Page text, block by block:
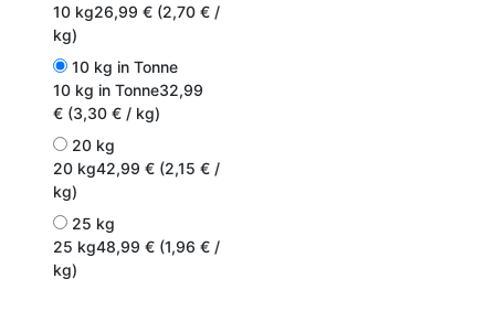
10 kg26,99 € (2,70 € /
kg)
10 kg in Tonne
10 kg in Tonne32,99
€ (3,30 € / kg)
20 kg
20 kg42,99 € (2,15 € /
kg)
25 kg
25 kg48,99 € (1,96 € /
kg)